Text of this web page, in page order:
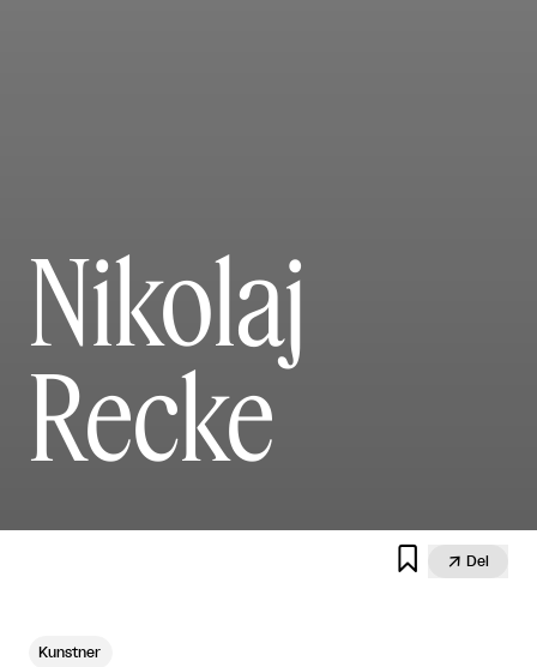
Nikolaj
Recke
  Del
Kunstner